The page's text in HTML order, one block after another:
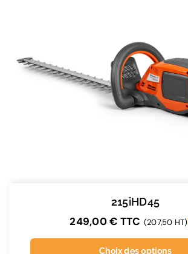
215iHD45
249,00€ TTC (207,50 HT)
Choix des options